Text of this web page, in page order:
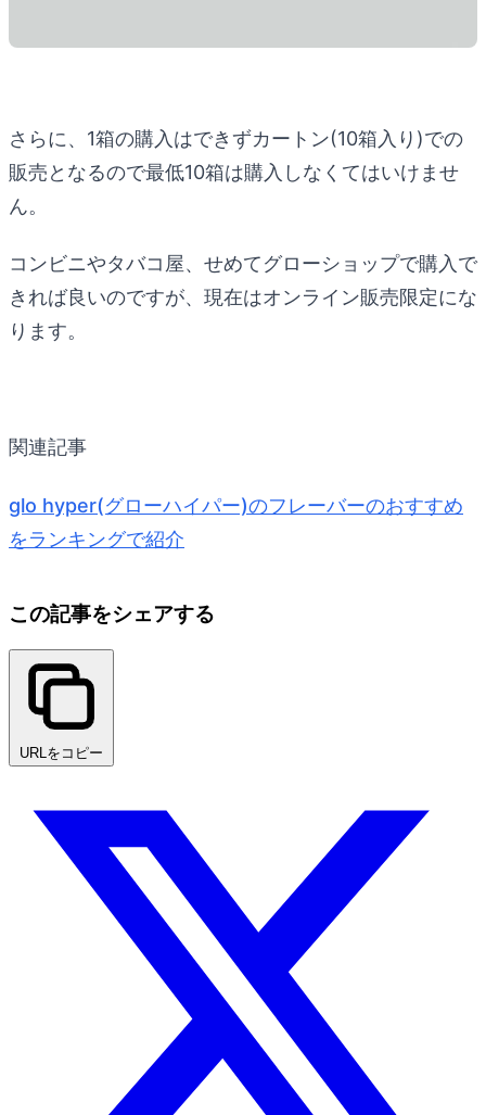
さらに、1箱の購入はできずカートン(10箱入り)での
販売となるので最低10箱は購入しなくてはいけませ
ん。
コンビニやタバコ屋、せめてグローショップで購入で
きれば良いのですが、現在はオンライン販売限定にな
ります。
関連記事
glo hyper(グローハイパー)のフレーバーのおすすめ
をランキングで紹介
この記事をシェアする
URLをコピー